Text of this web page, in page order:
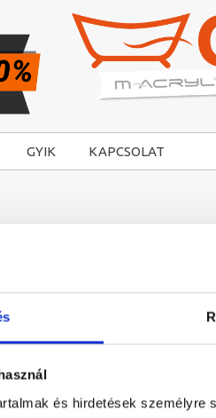
és hirdetések
GYIK KAPCSOLAT